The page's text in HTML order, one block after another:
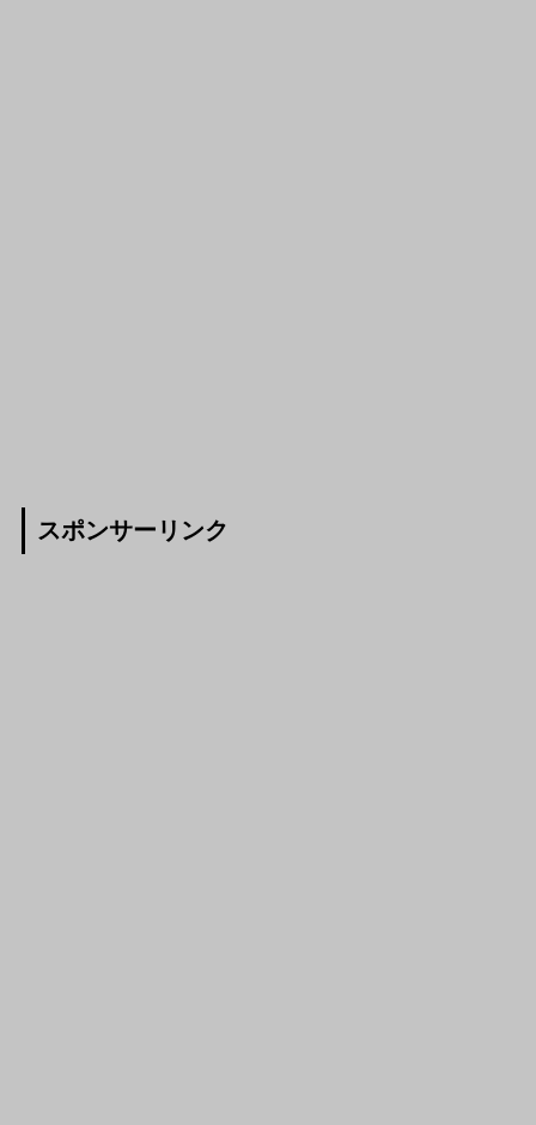
スポンサーリンク